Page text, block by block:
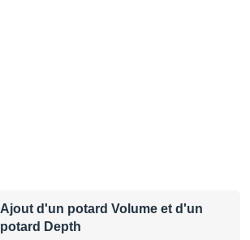
Ajout d'un potard Volume et d'un
potard Depth